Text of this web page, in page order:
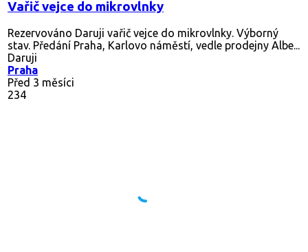
Vařič vejce do mikrovlnky
Rezervováno Daruji vařič vejce do mikrovlnky. Výborný
stav. Předání Praha, Karlovo náměstí, vedle prodejny Albe...
Daruji
Praha
Před 3 měsíci
234